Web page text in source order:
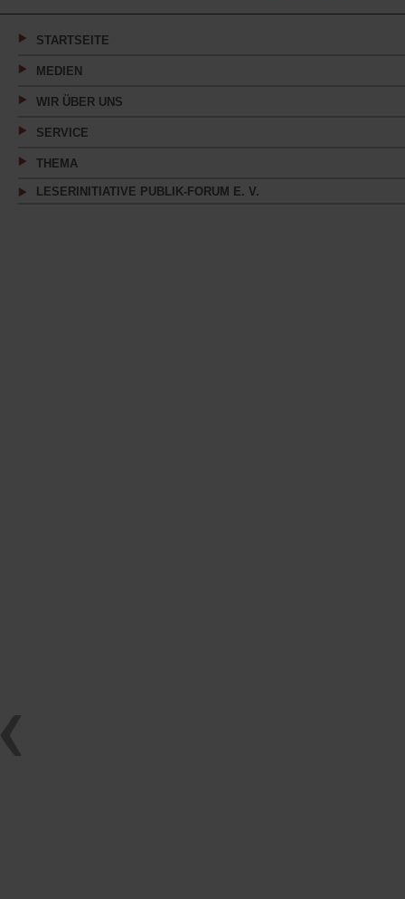
neuen
STARTSEITE
MEDIEN
WIR ÜBER UNS
SERVICE
THEMA
LESERINITIATIVE PUBLIK-FORUM E. V.